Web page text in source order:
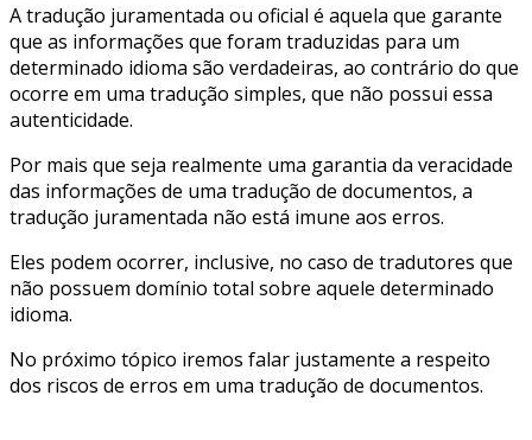
A tradução juramentada ou oficial é aquela que garante
que as informações que foram traduzidas para um
determinado idioma são verdadeiras, ao contrário do que
ocorre em uma tradução simples, que não possui essa
autenticidade.
Por mais que seja realmente uma garantia da veracidade
das informações de uma tradução de documentos, a
tradução juramentada não está imune aos erros.
Eles podem ocorrer, inclusive, no caso de tradutores que
não possuem domínio total sobre aquele determinado
idioma.
No próximo tópico iremos falar justamente a respeito
dos riscos de erros em uma tradução de documentos.